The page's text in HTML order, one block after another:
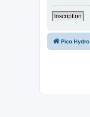
Inscription
Pico Hydro